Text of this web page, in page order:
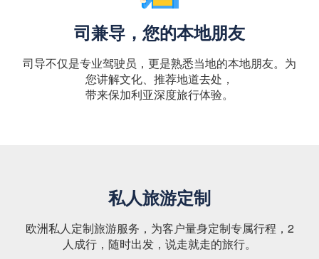
司兼导，您的本地朋友
司导不仅是专业驾驶员，更是熟悉当地的本地朋友。为
您讲解文化、推荐地道去处，
带来保加利亚深度旅行体验。
私人旅游定制
欧洲私人定制旅游服务，为客户量身定制专属行程，2
人成行，随时出发，说走就走的旅行。